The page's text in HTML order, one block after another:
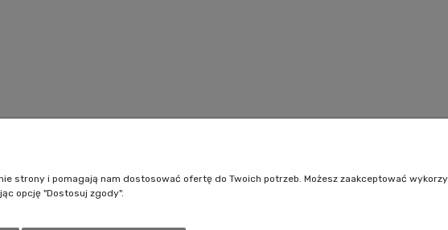
strony i pomagają nam dostosować ofertę do Twoich potrzeb. Możesz zaakceptować
opcję "Dostosuj zgody".